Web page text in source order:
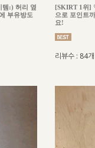
템:) 허리 옆
부유방도
[SKIRT 1위]
으로 포인트
요!
리뷰수 : 84개